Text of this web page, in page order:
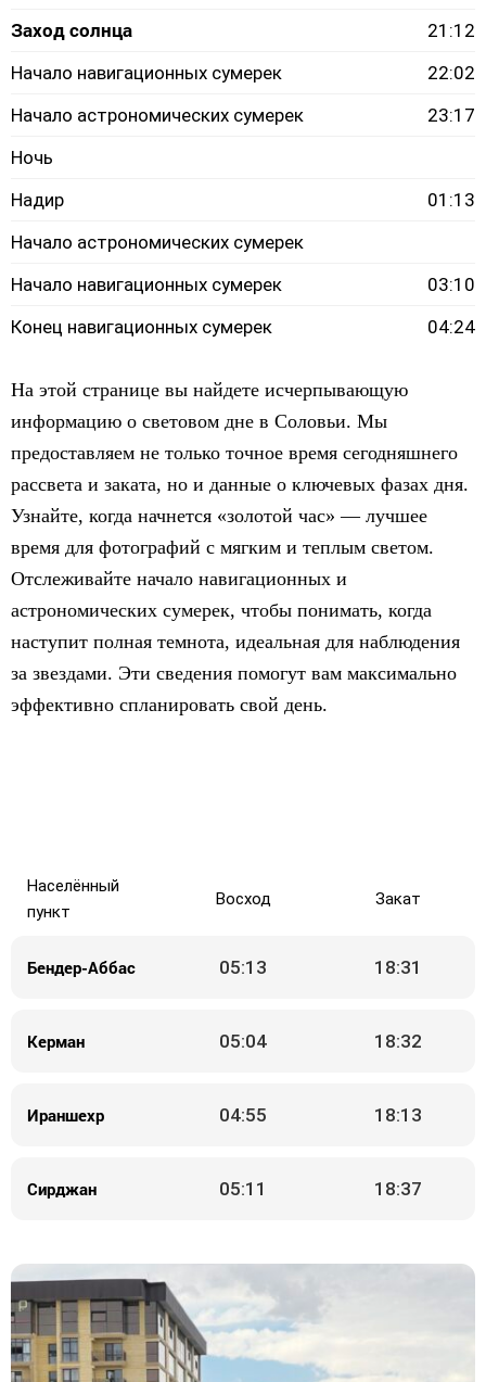
Заход солнца
21:12
Начало навигационных сумерек
22:02
Начало астрономических сумерек
23:17
Ночь
Надир
01:13
Начало астрономических сумерек
Начало навигационных сумерек
03:10
Конец навигационных сумерек
04:24
На этой странице вы найдете исчерпывающую
информацию о световом дне в Соловьи. Мы
предоставляем не только точное время сегодняшнего
рассвета и заката, но и данные о ключевых фазах дня.
Узнайте, когда начнется «золотой час» — лучшее
время для фотографий с мягким и теплым светом.
Отслеживайте начало навигационных и
астрономических сумерек, чтобы понимать, когда
наступит полная темнота, идеальная для наблюдения
за звездами. Эти сведения помогут вам максимально
эффективно спланировать свой день.
Населённый
пункт
Восход Закат
Бендер-Аббас 05:13 18:31
Керман 05:04 18:32
Ираншехр 04:55 18:13
Сирджан 05:11 18:37